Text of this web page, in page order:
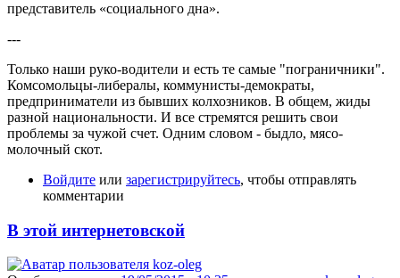
представитель «социального дна».
---
Только наши руко-водители и есть те самые "пограничники".
Комсомольцы-либералы, коммунисты-демократы,
предприниматели из бывших колхозников. В общем, жиды
разной национальности. И все стремятся решить свои
проблемы за чужой счет. Одним словом - быдло, мясо-
молочный скот.
Войдите или зарегистрируйтесь, чтобы отправлять
комментарии
В этой интернетовской